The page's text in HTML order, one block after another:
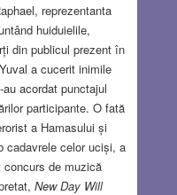
reprezentanta
huiduielile,
din publicul prezent în
a cucerit inimile
acordat punctajul
participante. O fată
a Hamasului și
cadavrele celor uciși, a
de muzică
New Day Will